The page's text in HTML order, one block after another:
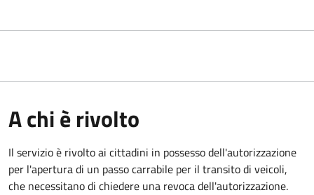
A chi è rivolto
Il servizio è rivolto ai cittadini in possesso dell'autorizzazione
per l'apertura di un passo carrabile per il transito di veicoli,
che necessitano di chiedere una revoca dell'autorizzazione.